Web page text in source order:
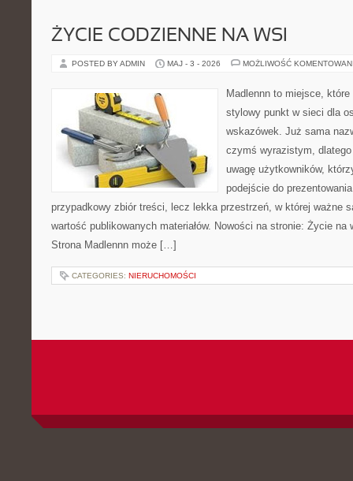
ŻYCIE CODZIENNE NA WSI
POSTED BY ADMIN MAJ - 3 - 2026 MOŻLIWOŚĆ
Madlennn to miejsce,
stylowy punkt w sieci dla
wskazówek. Już sama
czymś wyrazistym,
uwagę użytkowników,
podejście do
przypadkowy zbiór treści, lecz lekka przestrzeń, w której ważne
wartość publikowanych materiałów. Nowości na stronie: Życie na
Strona Madlennn może […]
CATEGORIES: NIERUCHOMOŚCI